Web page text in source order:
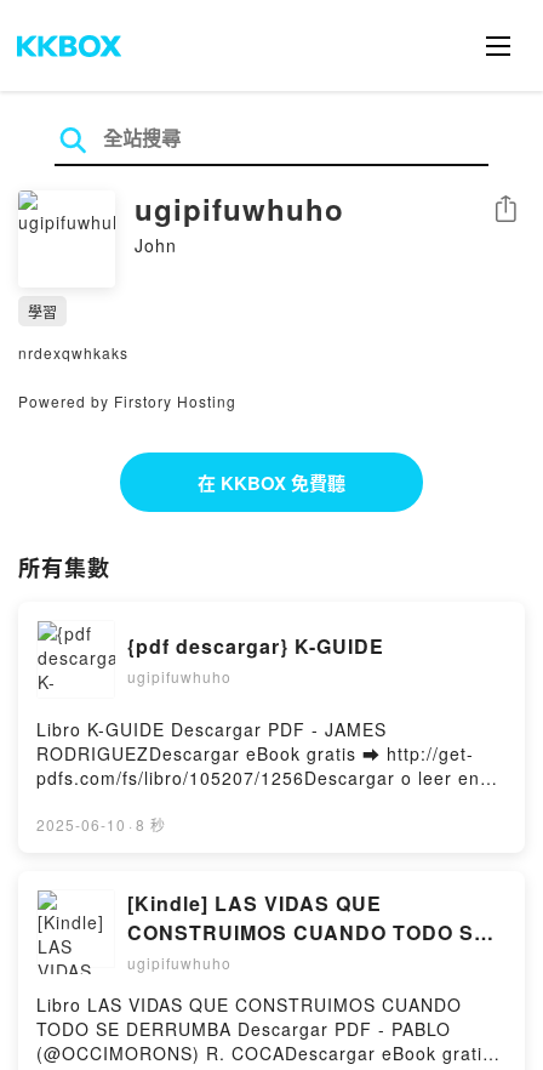
ugipifuwhuho
John
分享
學習
nrdexqwhkaks
Powered by Firstory Hosting
在 KKBOX 免費聽
所有集數
{pdf descargar} K-GUIDE
ugipifuwhuho
Libro K-GUIDE Descargar PDF - JAMES
RODRIGUEZDescargar eBook gratis ➡ http://get-
pdfs.com/fs/libro/105207/1256Descargar o leer en
JAMES RODRIGUEZ.K-GUIDE JAMES RODRIGUEZ
RODRIGUEZ Audiolibro, K-GUIDE JAMES
RODRIGUEZ VK, K-GUIDE JAMES RODRIGUEZ
Kindle, K-GUIDE JAMES RODRIGUEZ Epub VK, K-
GUIDE JAMES RODRIGUEZ Descargar
gratisPowered by Firstory Hosting
2025-06-10 · 8 秒
[Kindle] LAS VIDAS QUE
CONSTRUIMOS CUANDO TODO SE
DERRUMBA descargar gratis
ugipifuwhuho
Libro LAS VIDAS QUE CONSTRUIMOS CUANDO
TODO SE DERRUMBA Descargar PDF - PABLO
(@OCCIMORONS) R. COCADescargar eBook gratis